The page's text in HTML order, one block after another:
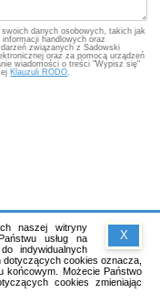
danych osobowych, takich jak
handlowych oraz
związanych z Sadowski
oraz za pomocą urządzeń
wiadomości o treści "Wypisz się"
Klauzuli RODO
X
naszej witryny
usług na
indywidualnych
cookies oznacza,
końcowym. Możecie Państwo
cookies zmieniając